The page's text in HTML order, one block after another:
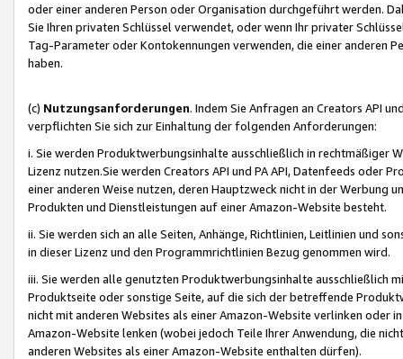
oder einer anderen Person oder Organisation durchgeführt werden.
Sie Ihren privaten Schlüssel verwendet, oder wenn Ihr privater
Tag-Parameter oder Kontokennungen verwenden, die einer anderen
haben.
(c) Nutzungsanforderungen. Indem Sie Anfragen an Creators API
verpflichten Sie sich zur Einhaltung der folgenden Anforderungen:
i. Sie werden Produktwerbungsinhalte ausschließlich in rechtmäßiger
Lizenz nutzen.Sie werden Creators API und PA API, Datenfeeds oder
einer anderen Weise nutzen, deren Hauptzweck nicht in der Werbung
Produkten und Dienstleistungen auf einer Amazon-Website besteht.
ii. Sie werden sich an alle Seiten, Anhänge, Richtlinien, Leitlinien und
in dieser Lizenz und den Programmrichtlinien Bezug genommen wird.
iii. Sie werden alle genutzten Produktwerbungsinhalte ausschließlich
Produktseite oder sonstige Seite, auf die sich der betreffende
nicht mit anderen Websites als einer Amazon-Website verlinken oder
Amazon-Website lenken (wobei jedoch Teile Ihrer Anwendung, die
anderen Websites als einer Amazon-Website enthalten dürfen).